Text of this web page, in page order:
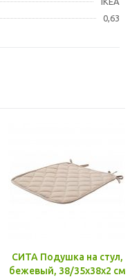
0,63
СИТА Подушка на стул,
бежевый, 38/35x38x2 см